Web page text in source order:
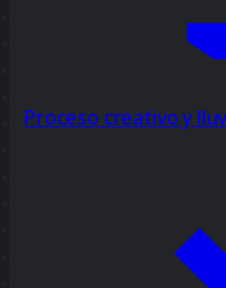
Proceso creativo y